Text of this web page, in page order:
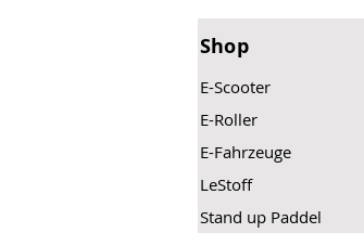
Shop
E-Scooter
E-Roller
E-Fahrzeuge
LeStoff
Stand up Paddel